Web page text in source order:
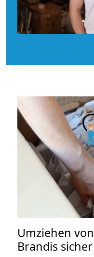
Umziehen von
Brandis